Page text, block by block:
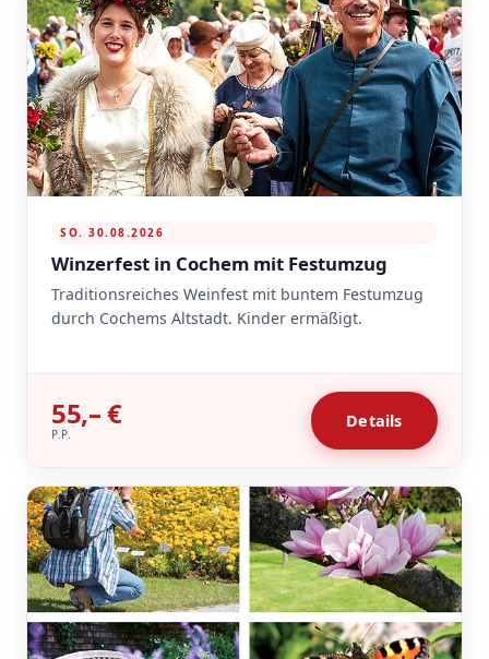
SO. 30.08.2026
Winzerfest in Cochem mit Festumzug
Traditionsreiches Weinfest mit buntem Festumzug
durch Cochems Altstadt. Kinder ermäßigt.
55,– €
P.P.
Details